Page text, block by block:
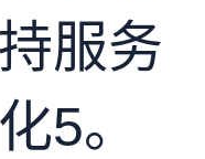
服务
5。